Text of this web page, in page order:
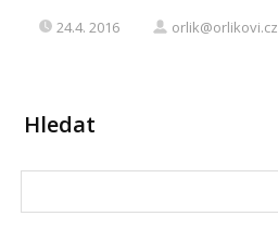
24.4. 2016 orlik@orlikovi.cz
Hledat